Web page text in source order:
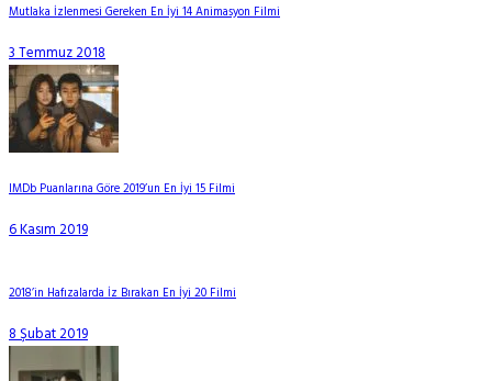
Mutlaka İzlenmesi Gereken En İyi 14 Animasyon Filmi
3 Temmuz 2018
IMDb Puanlarına Göre 2019’un En İyi 15 Filmi
6 Kasım 2019
2018’in Hafızalarda İz Bırakan En İyi 20 Filmi
8 Şubat 2019